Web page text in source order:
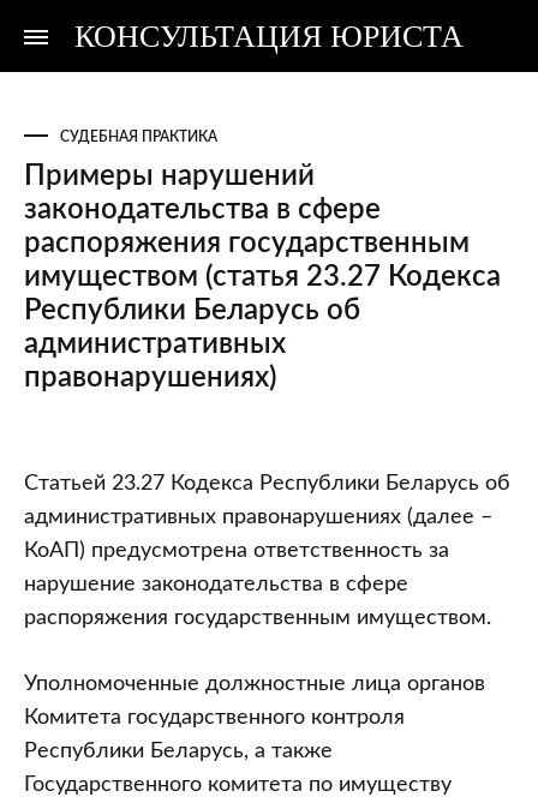
КОНСУЛЬТАЦИЯ ЮРИСТА
Консультация
Консультация
СУДЕБНАЯ ПРАКТИКА
Примеры нарушений
законодательства в сфере
распоряжения государственным
имуществом (статья 23.27 Кодекса
Республики Беларусь об
административных
правонарушениях)
Примеры
нарушений
законодательства
в
сфере
государственным
имуществом
(статья
23.27
Статьей 23.27 Кодекса Республики Беларусь об
административных правонарушениях (далее –
КоАП) предусмотрена ответственность за
нарушение законодательства в сфере
распоряжения государственным имуществом.
Уполномоченные должностные лица органов
Комитета государственного контроля
Республики Беларусь, а также
Государственного комитета по имуществу